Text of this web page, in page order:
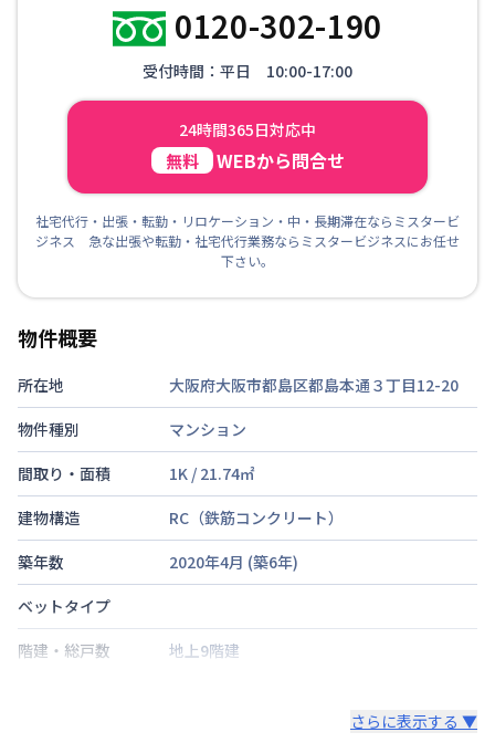
0120-302-190
受付時間：平日 10:00-17:00
24時間365日対応中
無料 WEBから問合せ
社宅代行・出張・転勤・リロケーション・中・長期滞在ならミスタービ
ジネス 急な出張や転勤・社宅代行業務ならミスタービジネスにお任せ
下さい。
物件概要
所在地
大阪府大阪市都島区都島本通３丁目12-20
物件種別
マンション
間取り・面積
1K / 21.74㎡
建物構造
RC（鉄筋コンクリート）
築年数
2020年4月 (築6年)
ベットタイプ
階建・総戸数
地上9階建
さらに表示する ▼